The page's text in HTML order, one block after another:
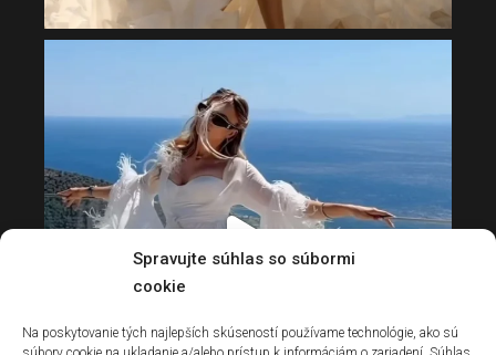
Spravujte súhlas so súbormi
cookie
Na poskytovanie tých najlepších skúseností používame technológie, ako sú